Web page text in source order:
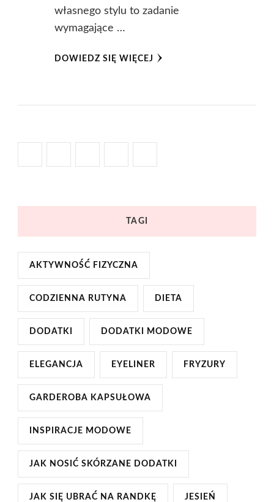
własnego stylu to zadanie
wymagające …
DOWIEDZ SIĘ WIĘCEJ
TAGI
AKTYWNOŚĆ FIZYCZNA
CODZIENNA RUTYNA DIETA
DODATKI DODATKI MODOWE
ELEGANCJA EYELINER FRYZURY
GARDEROBA KAPSUŁOWA
INSPIRACJE MODOWE
JAK NOSIĆ SKÓRZANE DODATKI
JAK SIĘ UBRAĆ NA RANDKĘ JESIEŃ